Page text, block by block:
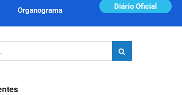
Organograma Diário Oficial